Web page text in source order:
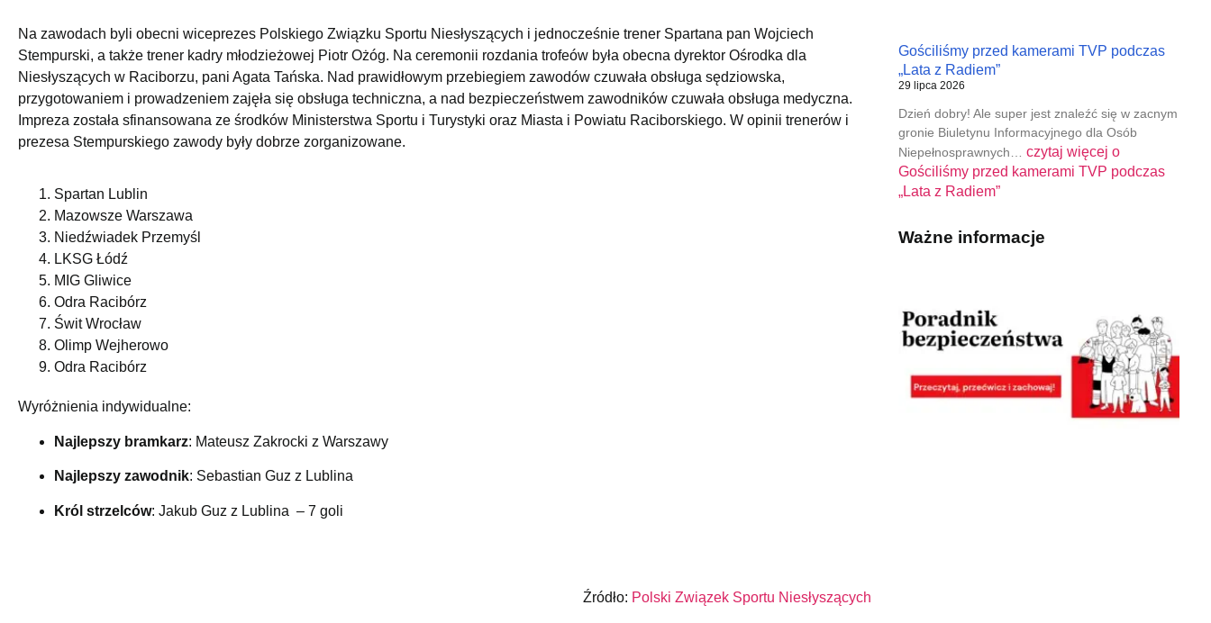
Na zawodach byli obecni wiceprezes Polskiego Związku Sportu Niesłyszących i jednocześnie trener Spartana pan Wojciech
Stempurski, a także trener kadry młodzieżowej Piotr Ożóg. Na ceremonii rozdania trofeów była obecna dyrektor Ośrodka dla
Niesłyszących w Raciborzu, pani Agata Tańska. Nad prawidłowym przebiegiem zawodów czuwała obsługa sędziowska,
przygotowaniem i prowadzeniem zajęła się obsługa techniczna, a nad bezpieczeństwem zawodników czuwała obsługa medyczna.
Impreza została sfinansowana ze środków Ministerstwa Sportu i Turystyki oraz Miasta i Powiatu Raciborskiego. W opinii trenerów i
prezesa Stempurskiego zawody były dobrze zorganizowane.
Spartan Lublin
Mazowsze Warszawa
Niedźwiadek Przemyśl
LKSG Łódź
MIG Gliwice
Odra Racibórz
Świt Wrocław
Olimp Wejherowo
Odra Racibórz
Wyróżnienia indywidualne:
Najlepszy bramkarz: Mateusz Zakrocki z Warszawy
Najlepszy zawodnik: Sebastian Guz z Lublina
Król strzelców: Jakub Guz z Lublina – 7 goli
Źródło: Polski Związek Sportu Niesłyszących
Gościliśmy przed kamerami TVP podczas
„Lata z Radiem”
29 lipca 2026
Dzień dobry! Ale super jest znaleźć się w zacnym
gronie Biuletynu Informacyjnego dla Osób
Niepełnosprawnych… czytaj więcej o
Gościliśmy przed kamerami TVP podczas
„Lata z Radiem”
Ważne informacje